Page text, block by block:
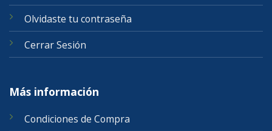
Olvidaste tu contraseña
Cerrar Sesión
Más información
Condiciones de Compra